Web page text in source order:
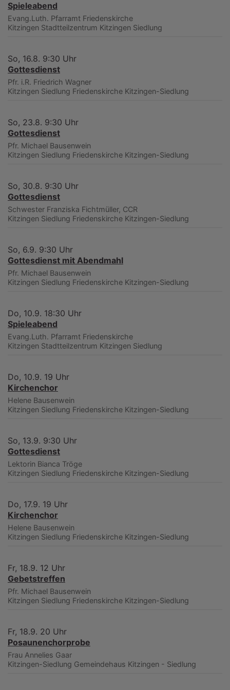
Spieleabend
Evang.Luth. Pfarramt Friedenskirche
Kitzingen Stadtteilzentrum Kitzingen Siedlung
So, 16.8. 9:30 Uhr
Gottesdienst
Pfr. i.R. Friedrich Wagner
Kitzingen Siedlung Friedenskirche Kitzingen-Siedlung
So, 23.8. 9:30 Uhr
Gottesdienst
Pfr. Michael Bausenwein
Kitzingen Siedlung Friedenskirche Kitzingen-Siedlung
So, 30.8. 9:30 Uhr
Gottesdienst
Schwester Franziska Fichtmüller, CCR
Kitzingen Siedlung Friedenskirche Kitzingen-Siedlung
So, 6.9. 9:30 Uhr
Gottesdienst mit Abendmahl
Pfr. Michael Bausenwein
Kitzingen Siedlung Friedenskirche Kitzingen-Siedlung
Do, 10.9. 18:30 Uhr
Spieleabend
Evang.Luth. Pfarramt Friedenskirche
Kitzingen Stadtteilzentrum Kitzingen Siedlung
Do, 10.9. 19 Uhr
Kirchenchor
Helene Bausenwein
Kitzingen Siedlung Friedenskirche Kitzingen-Siedlung
So, 13.9. 9:30 Uhr
Gottesdienst
Lektorin Bianca Tröge
Kitzingen Siedlung Friedenskirche Kitzingen-Siedlung
Do, 17.9. 19 Uhr
Kirchenchor
Helene Bausenwein
Kitzingen Siedlung Friedenskirche Kitzingen-Siedlung
Fr, 18.9. 12 Uhr
Gebetstreffen
Pfr. Michael Bausenwein
Kitzingen Siedlung Friedenskirche Kitzingen-Siedlung
Fr, 18.9. 20 Uhr
Posaunenchorprobe
Frau Annelies Gaar
Kitzingen-Siedlung Gemeindehaus Kitzingen - Siedlung